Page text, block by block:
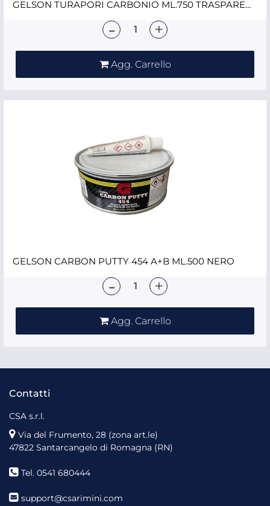
GELSON TURAPORI CARBONIO ML.750 TRASPARENTE
Agg. Carrello
GELSON CARBON PUTTY 454 A+B ML.500 NERO
Agg. Carrello
Contatti
CSA s.r.l.
Via del Frumento, 28 (zona art.le)
47822 Santarcangelo di Romagna (RN)
Tel. 0541 680444
support@csarimini.com